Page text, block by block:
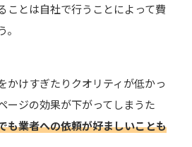
ことは自社で行うことによって費
かけすぎたりクオリティが低かっ
ージの効果が下がってしまうた
も業者への依頼が好ましいことも